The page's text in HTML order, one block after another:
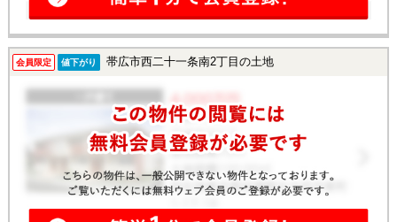
会員限定 値下がり 帯広市西二十一条南2丁目の土地